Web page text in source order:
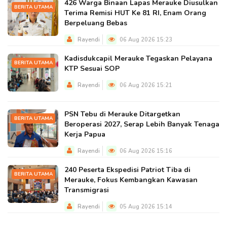
BERITA UTAMA
426 Warga Binaan Lapas Merauke Diusulkan
Terima Remisi HUT Ke 81 RI, Enam Orang
Berpeluang Bebas
Rayendi 06 Aug 2026 15:23
BERITA UTAMA
Kadisdukcapil Merauke Tegaskan Pelayana
KTP Sesuai SOP
Rayendi 06 Aug 2026 15:21
BERITA UTAMA
PSN Tebu di Merauke Ditargetkan
Beroperasi 2027, Serap Lebih Banyak Tenaga
Kerja Papua
Rayendi 06 Aug 2026 15:16
BERITA UTAMA
240 Peserta Ekspedisi Patriot Tiba di
Merauke, Fokus Kembangkan Kawasan
Transmigrasi
Rayendi 05 Aug 2026 15:14